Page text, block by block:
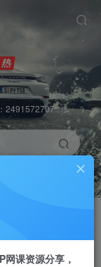
2491572707
长招募
推荐
小时自动赚钱
课资源分享，